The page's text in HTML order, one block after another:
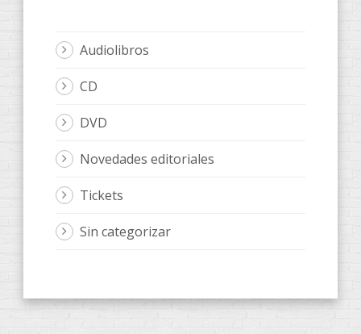
Audiolibros
CD
DVD
Novedades editoriales
Tickets
Sin categorizar